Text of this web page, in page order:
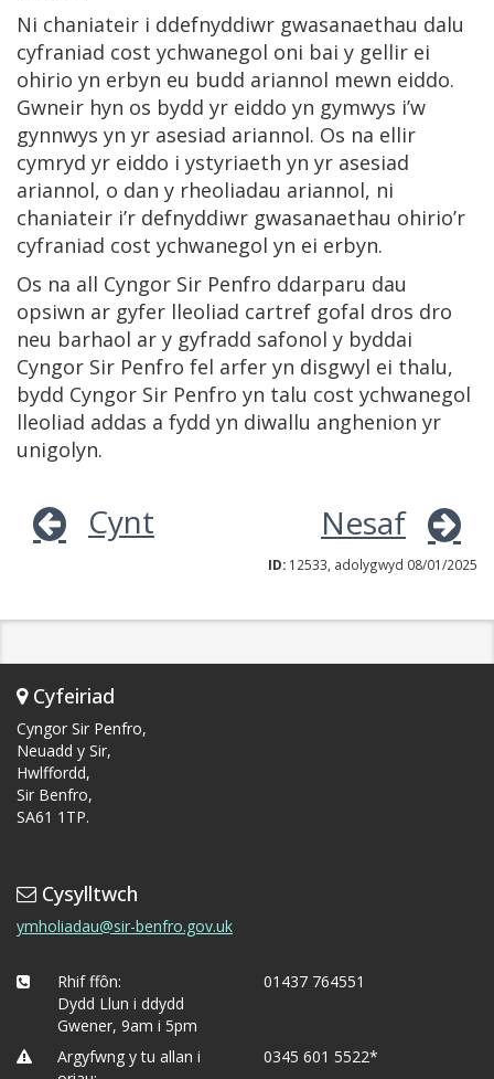
Ni chaniateir i ddefnyddiwr gwasanaethau dalu
cyfraniad cost ychwanegol oni bai y gellir ei
ohirio yn erbyn eu budd ariannol mewn eiddo.
Gwneir hyn os bydd yr eiddo yn gymwys i’w
gynnwys yn yr asesiad ariannol. Os na ellir
cymryd yr eiddo i ystyriaeth yn yr asesiad
ariannol, o dan y rheoliadau ariannol, ni
chaniateir i’r defnyddiwr gwasanaethau ohirio’r
cyfraniad cost ychwanegol yn ei erbyn.
Os na all Cyngor Sir Penfro ddarparu dau
opsiwn ar gyfer lleoliad cartref gofal dros dro
neu barhaol ar y gyfradd safonol y byddai
Cyngor Sir Penfro fel arfer yn disgwyl ei thalu,
bydd Cyngor Sir Penfro yn talu cost ychwanegol
lleoliad addas a fydd yn diwallu anghenion yr
unigolyn.
Cynt Nesaf
ID: 12533, adolygwyd 08/01/2025
Cyfeiriad
Cyngor Sir Penfro,
Neuadd y Sir,
Hwlffordd,
Sir Benfro,
SA61 1TP.
Cysylltwch
ymholiadau@sir-benfro.gov.uk
Rhif ffôn:
Dydd Llun i ddydd
Gwener, 9am i 5pm
01437 764551
Argyfwng y tu allan i
0345 601 5522*